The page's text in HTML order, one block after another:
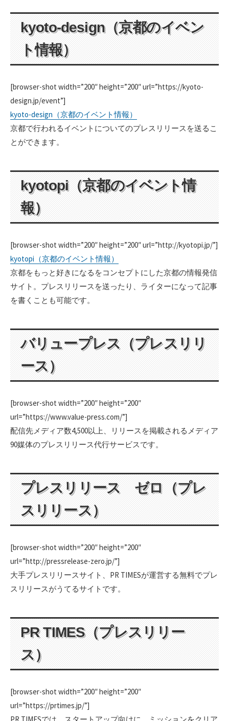
kyoto-design（京都のイベン
ト情報）
[browser-shot width=”200″ height=”200″ url=”https://kyoto-
design.jp/event”]
kyoto-design（京都のイベント情報）
京都で行われるイベントについてのプレスリリースを送るこ
とができます。
kyotopi（京都のイベント情
報）
[browser-shot width=”200″ height=”200″ url=”http://kyotopi.jp/”]
kyotopi（京都のイベント情報）
京都をもっと好きになるをコンセプトにした京都の情報発信
サイト。プレスリリースを送ったり、ライターになって記事
を書くことも可能です。
バリュープレス（プレスリリ
ース）
[browser-shot width=”200″ height=”200″
url=”https://www.value-press.com/”]
配信先メディア数4,500以上、リリースを掲載されるメディア
90媒体のプレスリリース代行サービスです。
プレスリリース ゼロ（プレ
スリリース）
[browser-shot width=”200″ height=”200″
url=”http://pressrelease-zero.jp/”]
大手プレスリリースサイト、PR TIMESが運営する無料でプレ
スリリースがうてるサイトです。
PR TIMES（プレスリリー
ス）
[browser-shot width=”200″ height=”200″
url=”https://prtimes.jp/”]